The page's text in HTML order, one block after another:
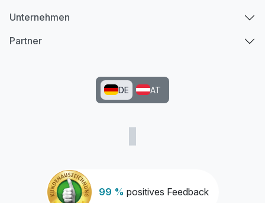
99 % positives Feedback
Unternehmen
Partner
DE AT